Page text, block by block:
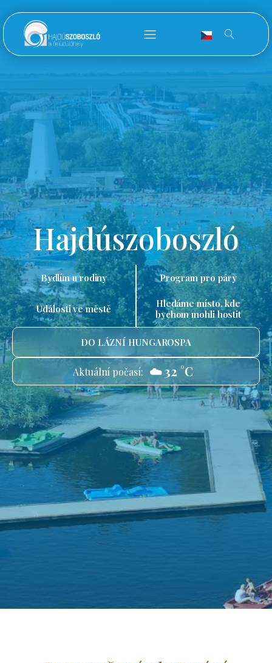
Hajdúszoboszló
Bydlím u rodiny Program pro páry
Události ve městě
Hledáme místo, kde
bychom mohli hostit
DO LÁZNÍ HUNGAROSPA
Aktuální počasí: ☁️ 32 °C